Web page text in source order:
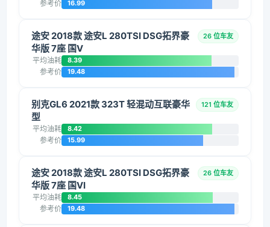
参考价 16.99
途安 2018款 途安L 280TSI DSG拓界豪
华版 7座 国V
26 位车友
平均油耗 8.39
参考价 19.48
别克GL6 2021款 323T 轻混动互联豪华
型
121 位车友
平均油耗 8.42
参考价 15.99
途安 2018款 途安L 280TSI DSG拓界豪
华版 7座 国VI
26 位车友
平均油耗 8.45
参考价 19.48